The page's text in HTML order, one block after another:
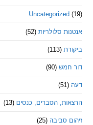
סלולריות (52)
(90)
הסברים, כנסים (13)
סביבה (25)